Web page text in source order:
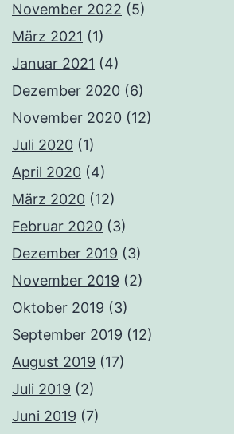
November 2022 (5)
März 2021 (1)
Januar 2021 (4)
Dezember 2020 (6)
November 2020 (12)
Juli 2020 (1)
April 2020 (4)
März 2020 (12)
Februar 2020 (3)
Dezember 2019 (3)
November 2019 (2)
Oktober 2019 (3)
September 2019 (12)
August 2019 (17)
Juli 2019 (2)
Juni 2019 (7)